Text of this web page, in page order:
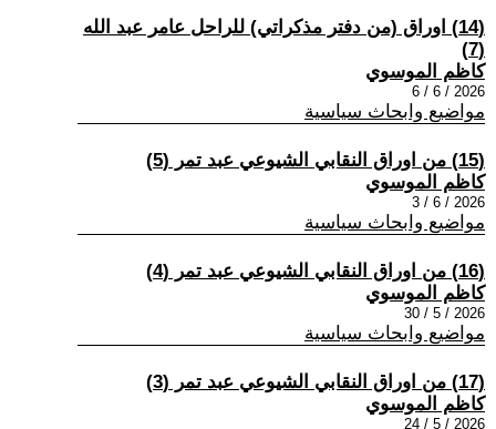
(14) اوراق (من دفتر مذكراتي) للراحل عامر عبد الله
(7)
كاظم الموسوي
2026 / 6 / 6
مواضيع وابحاث سياسية
(15) من اوراق النقابي الشيوعي عبد تمر (5)
كاظم الموسوي
2026 / 6 / 3
مواضيع وابحاث سياسية
(16) من اوراق النقابي الشيوعي عبد تمر (4)
كاظم الموسوي
2026 / 5 / 30
مواضيع وابحاث سياسية
(17) من اوراق النقابي الشيوعي عبد تمر (3)
كاظم الموسوي
2026 / 5 / 24